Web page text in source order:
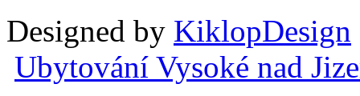
Designed by KiklopDesign
Ubytování Vysoké nad